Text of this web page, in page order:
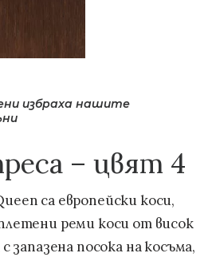
избраха нашите
– цвят 4
са европейски коси,
реми коси от висок
запазена посока на косъма,